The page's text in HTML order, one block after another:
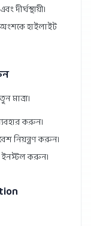
দীর্ঘস্থায়ী।
অংশকে হাইলাইট
মাত্রা।
করুন।
নিয়ন্ত্রণ করুন।
ইনস্টল করুন।